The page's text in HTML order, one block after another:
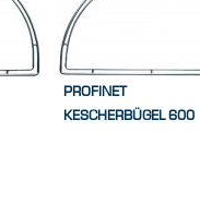
PROFINET
KESCHERBÜGEL 600